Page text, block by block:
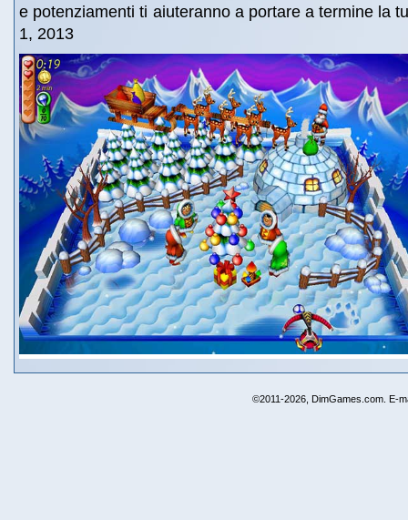
e potenziamenti ti aiuteranno a portare a termine la
1, 2013
©2011-2026, DimGames.com. E-